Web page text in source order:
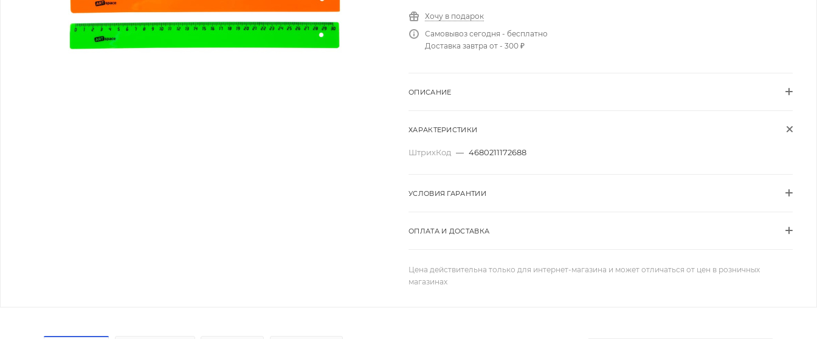
Хочу в подарок
Самовывоз сегодня - бесплатно
Доставка завтра от - 300 ₽
ОПИСАНИЕ
ХАРАКТЕРИСТИКИ
ШтрихКод — 4680211172688
УСЛОВИЯ ГАРАНТИИ
ОПЛАТА И ДОСТАВКА
Цена действительна только для интернет-магазина и может отличаться от цен в розничных
магазинах